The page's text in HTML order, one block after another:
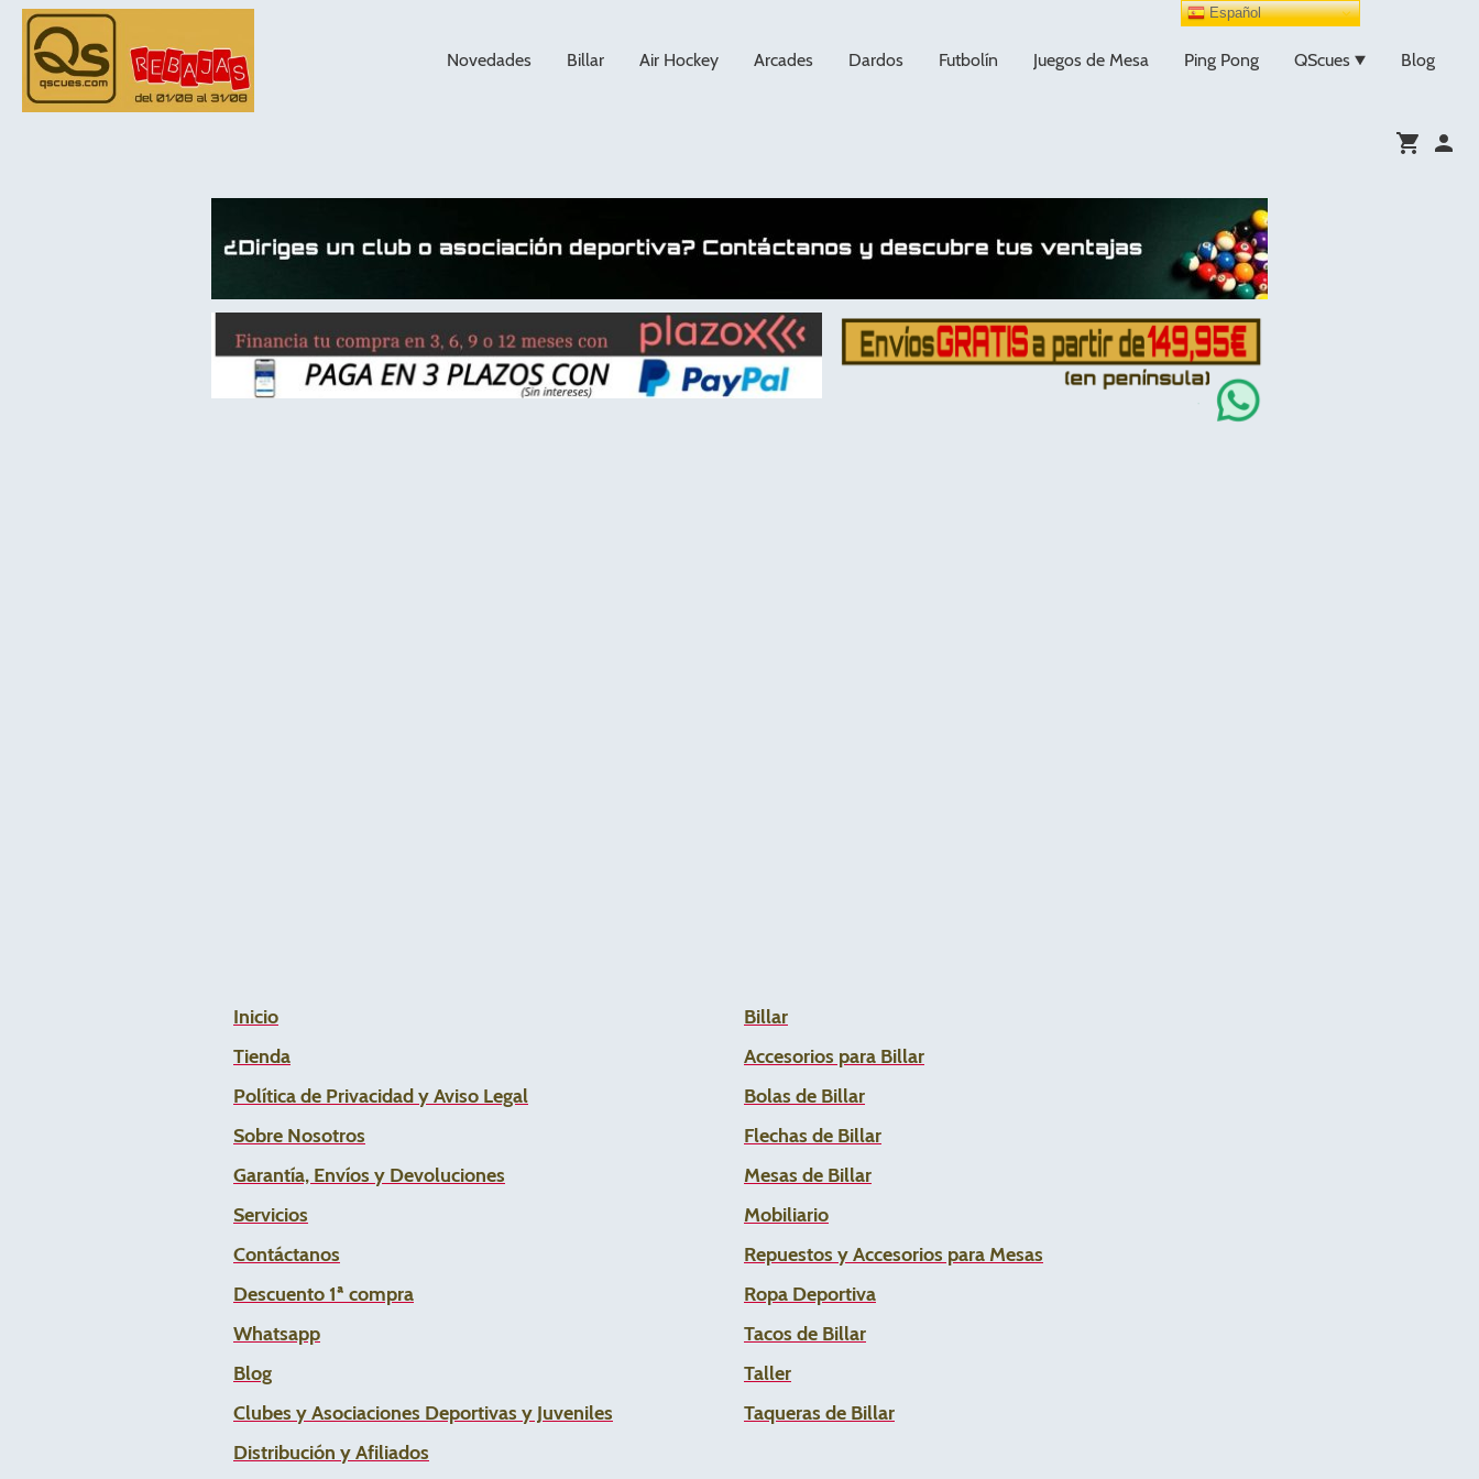
Novedades Billar Air Hockey Arcades Dardos Futbolín Juegos de Mesa Ping Pong QScues Blog
Inicio
Tienda
Política de Privacidad y Aviso Legal
Sobre Nosotros
Garantía, Envíos y Devoluciones
Servicios
Contáctanos
Descuento 1ª compra
Whatsapp
Blog
Clubes y Asociaciones Deportivas y Juveniles
Distribución y Afiliados
Billar
Accesorios para Billar
Bolas de Billar
Flechas de Billar
Mesas de Billar
Mobiliario
Repuestos y Accesorios para Mesas
Ropa Deportiva
Tacos de Billar
Taller
Taqueras de Billar
Español